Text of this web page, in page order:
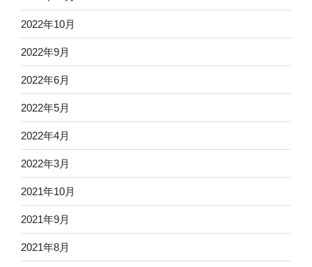
2022年10月
2022年9月
2022年6月
2022年5月
2022年4月
2022年3月
2021年10月
2021年9月
2021年8月